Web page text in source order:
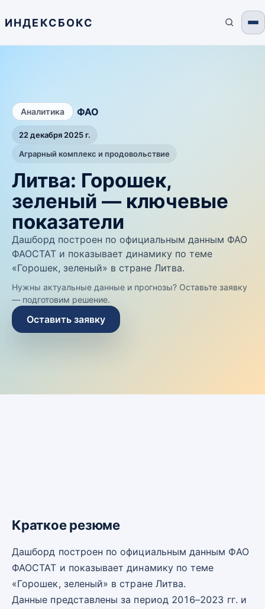
ИНДЕКСБОКС
Аналитика ФАО
22 декабря 2025 г.
Аграрный комплекс и продовольствие
Литва: Горошек,
зеленый — ключевые
показатели
Дашборд построен по официальным данным ФАО
ФАОСТАТ и показывает динамику по теме
«Горошек, зеленый» в стране Литва.
Нужны актуальные данные и прогнозы? Оставьте заявку
— подготовим решение.
Оставить заявку
Краткое резюме
Дашборд построен по официальным данным ФАО
ФАОСТАТ и показывает динамику по теме
«Горошек, зеленый» в стране Литва.
Данные представлены за период 2016–2023 гг. и